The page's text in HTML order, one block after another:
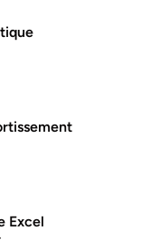
Excel